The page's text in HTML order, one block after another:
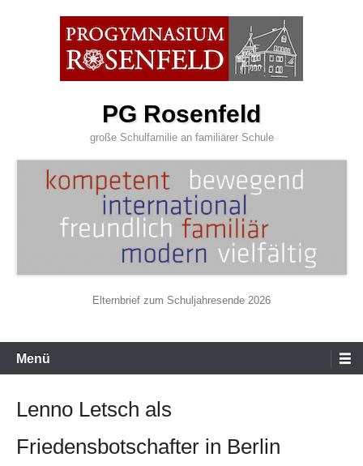
PG Rosenfeld
große Schulfamilie an familiärer Schule
Elternbrief zum Schuljahresende 2026
Primäres
Menü
Menü
Lenno Letsch als
Friedensbotschafter in Berlin